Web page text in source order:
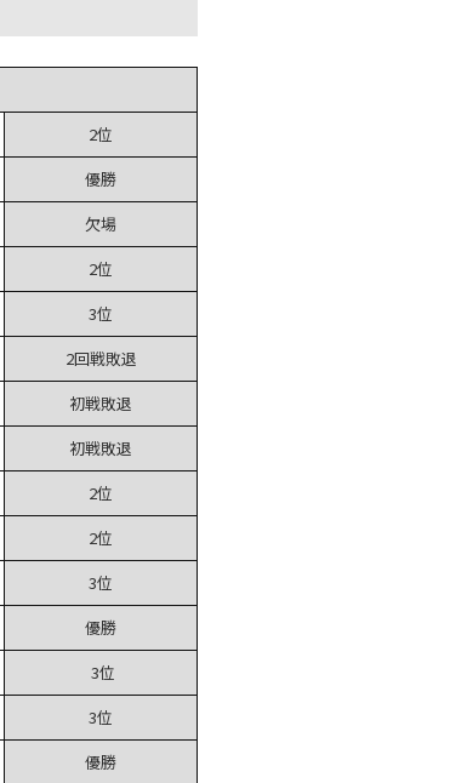
2位
優勝
欠場
2位
3位
2回戦敗退
初戦敗退
初戦敗退
2位
2位
3位
優勝
3位
3位
優勝